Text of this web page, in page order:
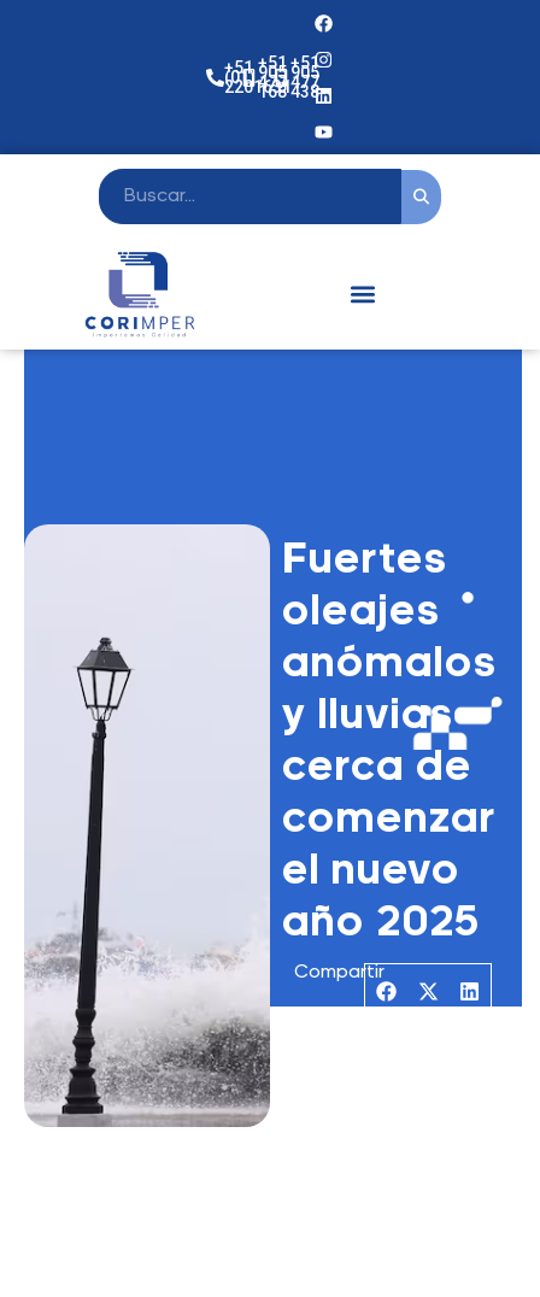
+51
(01)
2201631
+51
905
477
168
+51
905
477
438
Fuertes
oleajes
anómalos
y lluvias
cerca de
comenzar
el nuevo
año 2025
Compartir